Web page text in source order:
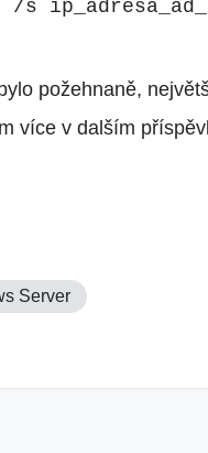
s
požehnaně,
více v dalším
Server